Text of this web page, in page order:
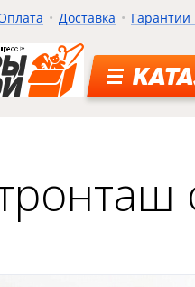
Доставка Гарантии